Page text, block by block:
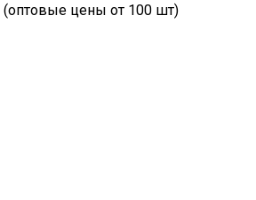
(оптовые цены от 100 шт)